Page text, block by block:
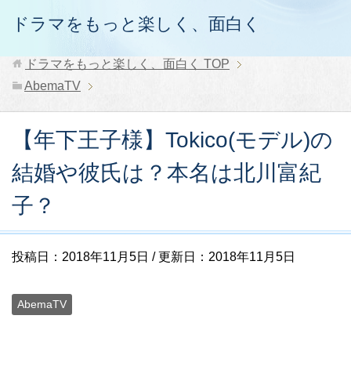
ドラマをもっと楽しく、面白く
ドラマをもっと楽しく、面白く TOP
AbemaTV
【年下王子様】Tokico(モデル)の
結婚や彼氏は？本名は北川富紀
子？
投稿日： 2018年11月5日 / 更新日： 2018年11月5日
AbemaTV